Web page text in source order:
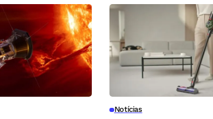
Notícias